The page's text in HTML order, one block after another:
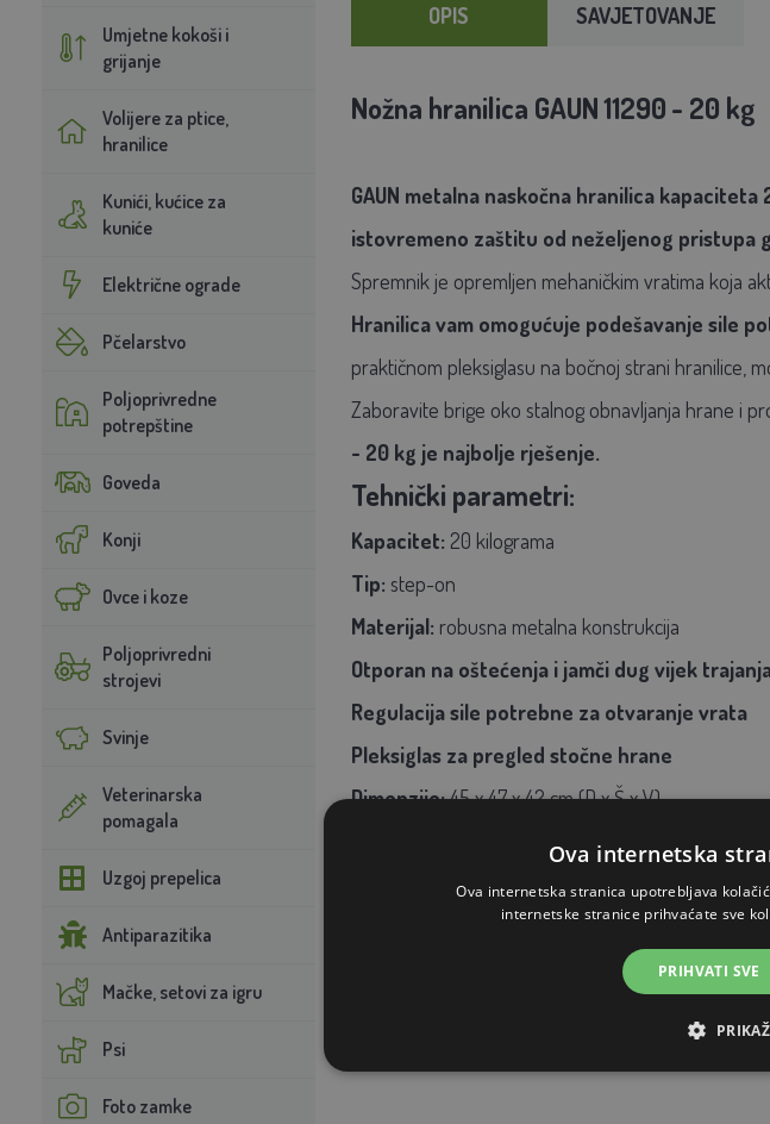
Umjetne kokoši i
grijanje
Volijere za ptice,
hranilice
Kunići, kućice za
kuniće
Električne ograde
Pčelarstvo
Poljoprivredne
potrepštine
Goveda
Konji
Ovce i koze
Poljoprivredni
strojevi
Svinje
Veterinarska
pomagala
Uzgoj prepelica
Antiparazitika
Mačke, setovi za igru
Psi
Foto zamke
OPIS SAVJETOVANJE
Nožna hranilica GAUN11290- 20 kg
GAUN metalna naskočna hranilica kapaciteta
istovremeno zaštitu od neželjenog pristupa
Spremnik je opremljen mehaničkim vratima koja
Hranilica vam omogućuje podešavanje sile
praktičnom pleksiglasu na bočnoj strani hranilice,
Zaboravite brige oko stalnog obnavljanja hrane i
- 20 kg je najbolje rješenje.
Tehnički parametri:
Kapacitet: 20 kilograma
Tip: step-on
Materijal: robusna metalna konstrukcija
Otporan na oštećenja i jamči dug vijek
Regulacija sile potrebne za otvaranje vrata
Pleksiglas za pregled stočne hrane
Dimenzije:45 x 47 x 42 cm (D x Š x V)
Ova internetska
Ova internetska stranica upotrebljava
internetske stranice prihvaćate sve
PRIHVATI SVE